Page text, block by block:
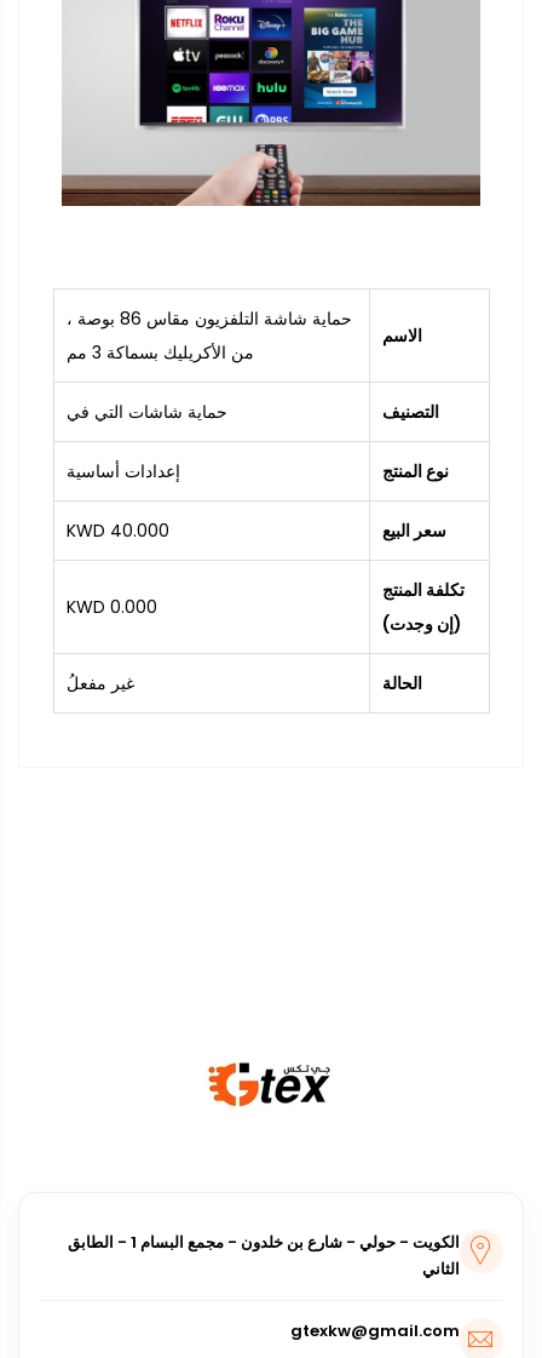
الاسم
حماية شاشة التلفزيون مقاس 86 بوصة ،
من الأكريليك بسماكة 3 مم
التصنيف حماية شاشات التي في
نوع المنتج إعدادات أساسية
سعر البيع 40.000 KWD
تكلفة المنتج
(إن وجدت)
0.000 KWD
الحالة غير مفعلُ
الكويت - حولي - شارع بن خلدون - مجمع البسام 1 - الطابق
الثاني
gtexkw@gmail.com